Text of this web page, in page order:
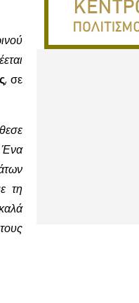
, σε
Ένα
τη